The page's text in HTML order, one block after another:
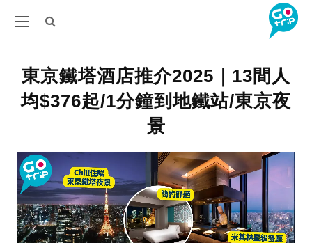
東京鐵塔酒店推介2025｜13間人
均$376起/1分鐘到地鐵站/東京夜
景